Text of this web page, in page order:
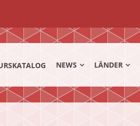
NEWS LÄNDER